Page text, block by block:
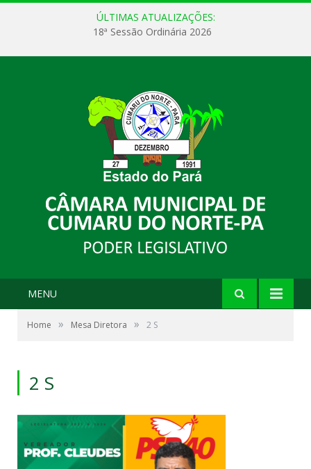
ÚLTIMAS ATUALIZAÇÕES:
18ª Sessão Ordinária 2026
MENU
Home » Mesa Diretora » 2 S
2 S